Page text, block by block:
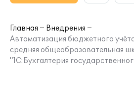
Главная
Внедрения
Автоматизация бюджетного
средняя общеобразовательная
"1С:Бухгалтерия